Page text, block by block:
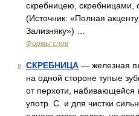
скребницею, скребницами,
(Источник: «Полная
Зализняку») …
Формы слов
8 СКРЕБНИЦА — железная
на одной стороне тупые
от перхоти, набивающейся
употр. С. и для чистки